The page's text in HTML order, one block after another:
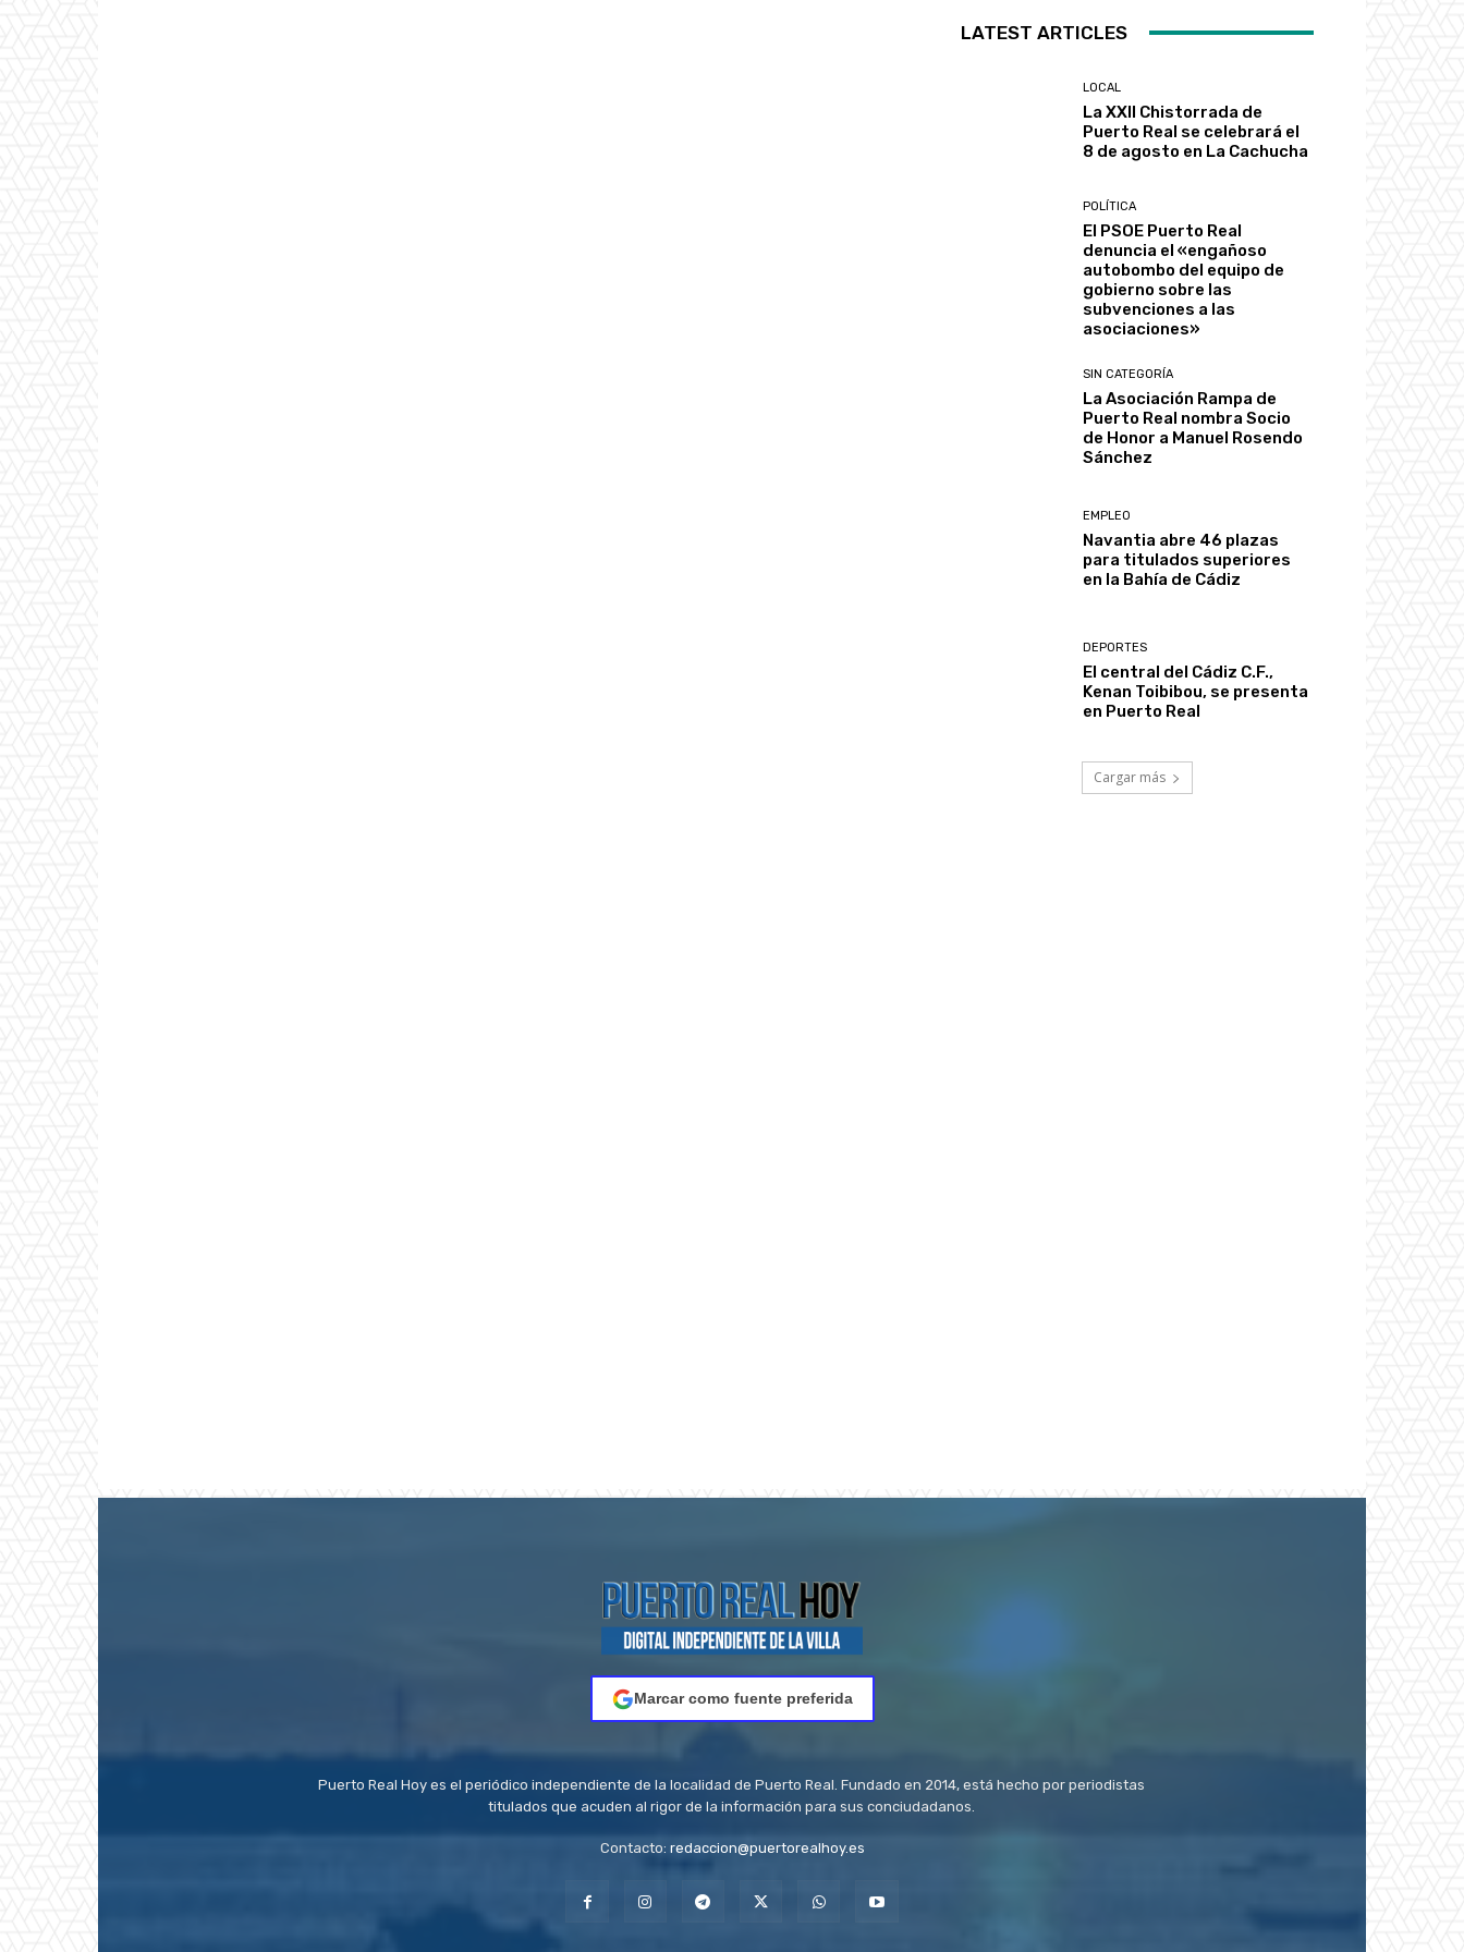
LATEST ARTICLES
LOCAL
La XXII Chistorrada de
Puerto Real se celebrará el
8 de agosto en La Cachucha
POLÍTICA
El PSOE Puerto Real
denuncia el «engañoso
autobombo del equipo de
gobierno sobre las
subvenciones a las
asociaciones»
SIN CATEGORÍA
La Asociación Rampa de
Puerto Real nombra Socio
de Honor a Manuel Rosendo
Sánchez
EMPLEO
Navantia abre 46 plazas
para titulados superiores
en la Bahía de Cádiz
DEPORTES
El central del Cádiz C.F.,
Kenan Toibibou, se presenta
en Puerto Real
Cargar más
Marcar como fuente preferida
Puerto Real Hoy es el periódico independiente de la localidad de Puerto Real. Fundado en 2014, está hecho por periodistas
titulados que acuden al rigor de la información para sus conciudadanos.
Contacto: redaccion@puertorealhoy.es